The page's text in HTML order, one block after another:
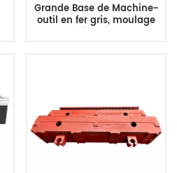
Grande Base de Machine-
outil en fer gris, moulage
perdu, résine, lit de sable,